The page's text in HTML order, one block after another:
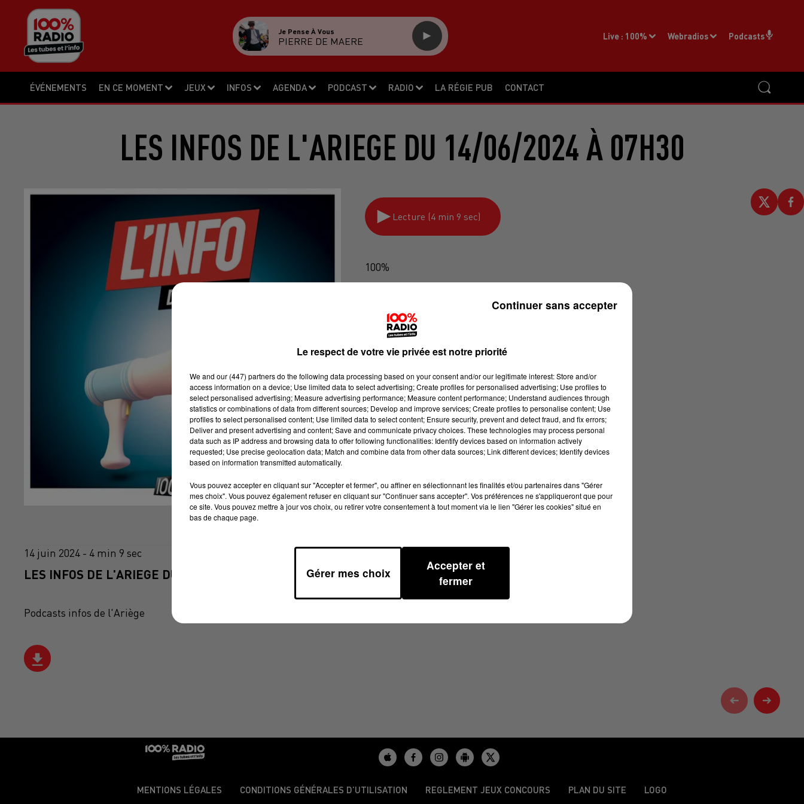
ÉVÉNEMENTS EN CE MOMENT JEUX INFOS AGENDA PODCAST RADIO LA RÉGIE PUB CONTACT
Live : 100% Webradios Podcasts
Je Pense À Vous
PIERRE DE MAERE
LES INFOS DE L'ARIEGE DU 14/06/2024 À 07H30
Lecture (4 min 9 sec)
100%
14 juin 2024 - 4 min 9 sec
LES INFOS DE L'ARIEGE DU 14/06/2024 À 07H30
Podcasts infos de l'Ariège
MENTIONS LÉGALES CONDITIONS GÉNÉRALES D’UTILISATION REGLEMENT JEUX CONCOURS PLAN DU SITE LOGO
Le respect de votre vie privée est notre priorité
We and our (447) partnersdo the following data processing based on your consent and/or our legitimate interest: Store and/or
access information on a device; Use limited data to select advertising; Create profiles for personalised advertising; Use profiles to
select personalised advertising; Measure advertising performance; Measure content performance; Understand audiences through
statistics or combinations of data from different sources; Develop and improve services; Create profiles to personalise content; Use
profiles to select personalised content; Use limited data to select content; Ensure security, prevent and detect fraud, and fix errors;
Deliver and present advertising and content; Save and communicate privacy choices. These technologies may process personal
data such as IP address and browsing data to offer following functionalities: Identify devices based on information actively
requested; Use precise geolocation data; Match and combine data from other data sources; Link different devices; Identify devices
based on information transmitted automatically.
Vous pouvez accepter en cliquant sur "Accepter et fermer", ou affiner en sélectionnant les finalités et/ou partenaires dans "Gérer
mes choix". Vous pouvez également refuser en cliquant sur "Continuer sans accepter". Vos préférences ne s'appliqueront que pour
ce site. Vous pouvez mettre à jour vos choix, ou retirer votre consentement à tout moment via le lien "Gérer les cookies" situé en
bas de chaque page.
Gérer mes choix
Accepter et
fermer
Continuer sans accepter